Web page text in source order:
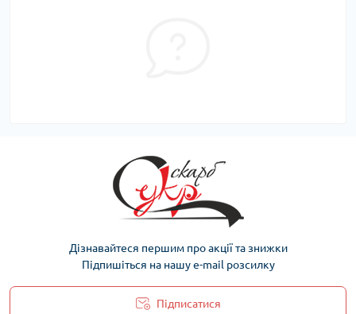
Дізнавайтеся першим про акції та знижки
Підпишіться на нашу e-mail розсилку
Підписатися